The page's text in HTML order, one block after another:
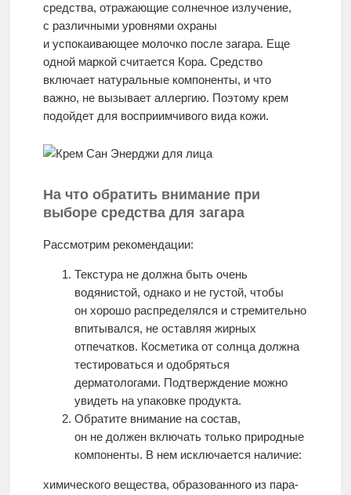
средства, отражающие солнечное излучение,
с различными уровнями охраны
и успокаивающее молочко после загара. Еще
одной маркой считается Кора. Средство
включает натуральные компоненты, и что
важно, не вызывает аллергию. Поэтому крем
подойдет для восприимчивого вида кожи.
На что обратить внимание при
выборе средства для загара
Рассмотрим рекомендации:
Текстура не должна быть очень
водянистой, однако и не густой, чтобы
он хорошо распределялся и стремительно
впитывался, не оставляя жирных
отпечатков. Косметика от солнца должна
тестироваться и одобряться
дерматологами. Подтверждение можно
увидеть на упаковке продукта.
Обратите внимание на состав,
он не должен включать только природные
компоненты. В нем исключается наличие:
химического вещества, образованного из пара-